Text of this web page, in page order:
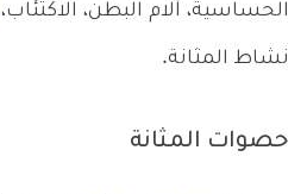
الحساسية، آلام البطن، الاكتئاب،
نشاط المثانة.
حصوات المثانة